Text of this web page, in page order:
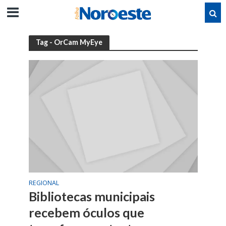
Tag - OrCam MyEye
REGIONAL
Bibliotecas municipais
recebem óculos que